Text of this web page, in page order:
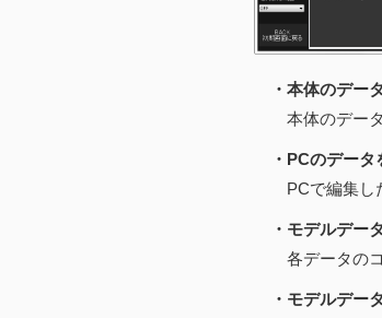
・本体のデー
本体のデータ
・PCのデー
PCで編集した
・モデルデー
各データのコ
・モデルデー